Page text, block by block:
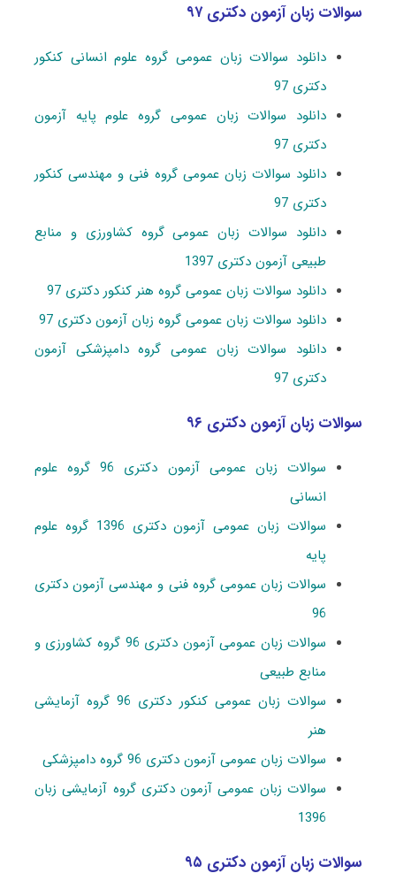
سوالات زبان آزمون دکتری ۹۷
دانلود سوالات زبان عمومی گروه علوم انسانی کنکور
دکتری 97
دانلود سوالات زبان عمومی گروه علوم پایه آزمون
دکتری 97
دانلود سوالات زبان عمومی گروه فنی و مهندسی کنکور
دکتری 97
دانلود سوالات زبان عمومی گروه کشاورزی و منابع
طبیعی آزمون دکتری 1397
دانلود سوالات زبان عمومی گروه هنر کنکور دکتری 97
دانلود سوالات زبان عمومی گروه زبان آزمون دکتری 97
دانلود سوالات زبان عمومی گروه دامپزشکی آزمون
دکتری 97
سوالات زبان آزمون دکتری ۹۶
سوالات زبان عمومی آزمون دکتری 96 گروه علوم
انسانی
سوالات زبان عمومی آزمون دکتری 1396 گروه علوم
پایه
سوالات زبان عمومی گروه فنی و مهندسی آزمون دکتری
96
سوالات زبان عمومی آزمون دکتری 96 گروه کشاورزی و
منابع طبیعی
سوالات زبان عمومی کنکور دکتری 96 گروه آزمایشی
هنر
سوالات زبان عمومی آزمون دکتری 96 گروه دامپزشکی
سوالات زبان عمومی آزمون دکتری گروه آزمایشی زبان
1396
سوالات زبان آزمون دکتری ۹۵